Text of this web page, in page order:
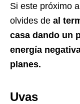
Si este próximo
olvides de al
casa dando un
energía
planes.
Uvas